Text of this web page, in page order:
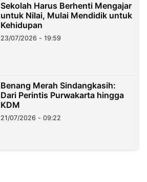
Sekolah Harus Berhenti Mengajar
untuk Nilai, Mulai Mendidik untuk
Kehidupan
23/07/2026 - 19:59
Benang Merah Sindangkasih:
Dari Perintis Purwakarta hingga
KDM
21/07/2026 - 09:22